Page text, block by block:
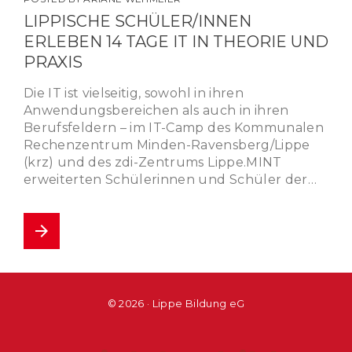
LIPPISCHE SCHÜLER/INNEN
ERLEBEN 14 TAGE IT IN THEORIE UND
PRAXIS
Die IT ist vielseitig, sowohl in ihren
Anwendungsbereichen als auch in ihren
Berufsfeldern – im IT-Camp des Kommunalen
Rechenzentrum Minden-Ravensberg/Lippe
(krz) und des zdi-Zentrums Lippe.MINT
erweiterten Schülerinnen und Schüler der…
arrow_forward
© 2026 · Lippe Bildung eG